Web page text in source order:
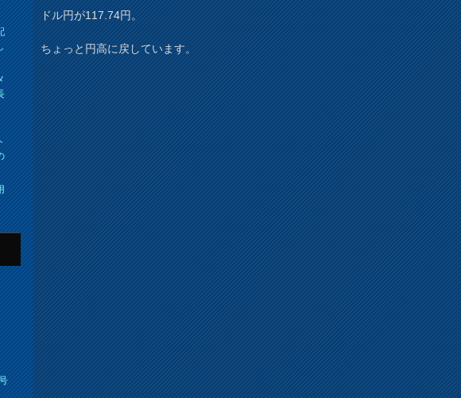
ドル円が117.74円。
ちょっと円高に戻しています。